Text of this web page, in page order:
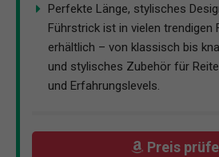
Perfekte Länge, stylisches
Führstrick ist in vielen trendigen
erhältlich – von klassisch bis
und stylisches Zubehör für
und Erfahrungslevels.
Preis